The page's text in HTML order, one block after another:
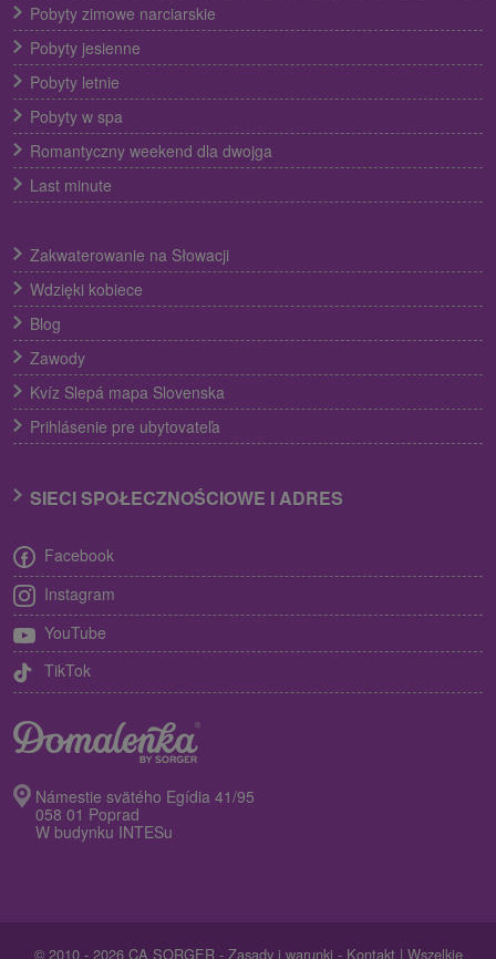
Pobyty zimowe narciarskie
Pobyty jesienne
Pobyty letnie
Pobyty w spa
Romantyczny weekend dla dwojga
Last minute
Zakwaterowanie na Słowacji
Wdzięki kobiece
Blog
Zawody
Kvíz Slepá mapa Slovenska
Prihlásenie pre ubytovateľa
SIECI SPOŁECZNOŚCIOWE I ADRES
Facebook
Instagram
YouTube
TikTok
Námestie svätého Egídia 41/95
058 01 Poprad
W budynku INTESu
© 2010 - 2026 CA SORGER - Zasady i warunki - Kontakt | Wszelkie